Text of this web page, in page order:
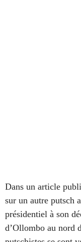
Dans un article
sur un autre putsch
présidentiel à son
d’Ollombo au nord